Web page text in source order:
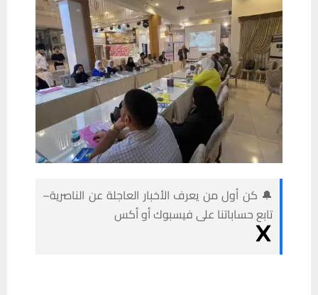
🔔 كن أول من يعرف الأخبار العاجلة عن الناصرية–
تابع حساباتنا على فيسبوك أو أكس